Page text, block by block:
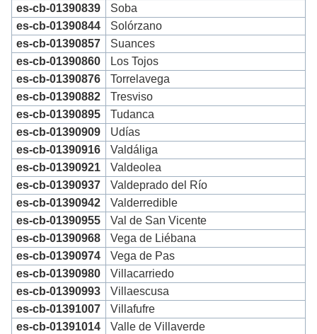
es-cb-01390839
Soba
es-cb-01390844
Solórzano
es-cb-01390857
Suances
es-cb-01390860
Los Tojos
es-cb-01390876
Torrelavega
es-cb-01390882
Tresviso
es-cb-01390895
Tudanca
es-cb-01390909
Udías
es-cb-01390916
Valdáliga
es-cb-01390921
Valdeolea
es-cb-01390937
Valdeprado del Río
es-cb-01390942
Valderredible
es-cb-01390955
Val de San Vicente
es-cb-01390968
Vega de Liébana
es-cb-01390974
Vega de Pas
es-cb-01390980
Villacarriedo
es-cb-01390993
Villaescusa
es-cb-01391007
Villafufre
es-cb-01391014
Valle de Villaverde